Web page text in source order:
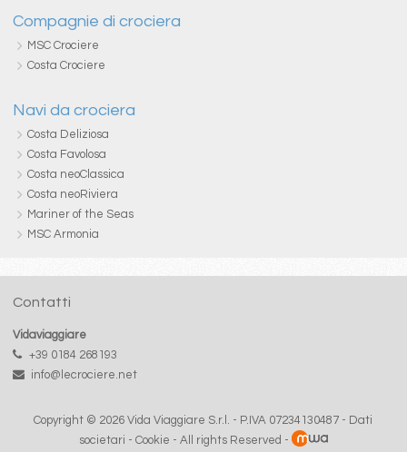
Compagnie di crociera
MSC Crociere
Costa Crociere
Navi da crociera
Costa Deliziosa
Costa Favolosa
Costa neoClassica
Costa neoRiviera
Mariner of the Seas
MSC Armonia
Contatti
Vidaviaggiare
+39 0184 268193
info@lecrociere.net
Copyright © 2026 Vida Viaggiare S.r.l. - P.IVA 07234130487 - Dati
societari - Cookie - All rights Reserved -